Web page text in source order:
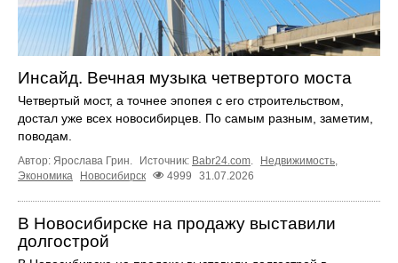
Инсайд. Вечная музыка четвертого моста
Четвертый мост, а точнее эпопея с его строительством,
достал уже всех новосибирцев. По самым разным, заметим,
поводам.
Автор: Ярослава Грин. Источник: Babr24.com. Недвижимость,
Экономика
Новосибирск 4999 31.07.2026
В Новосибирске на продажу выставили
долгострой